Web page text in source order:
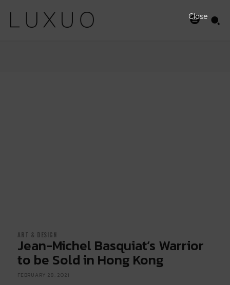
ART & DESIGN
Jean-Michel Basquiat’s Warrior
to be Sold in Hong Kong
FEBRUARY 28, 2021
Close